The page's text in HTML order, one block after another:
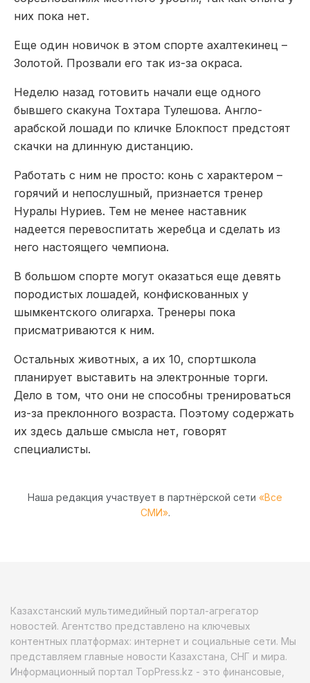
них пока нет.
Еще один новичок в этом спорте ахалтекинец –
Золотой. Прозвали его так из-за окраса.
Неделю назад готовить начали еще одного
бывшего скакуна Тохтара Тулешова. Англо-
арабской лошади по кличке Блокпост предстоят
скачки на длинную дистанцию.
Работать с ним не просто: конь с характером –
горячий и непослушный, признается тренер
Нуралы Нуриев. Тем не менее наставник
надеется перевоспитать жеребца и сделать из
него настоящего чемпиона.
В большом спорте могут оказаться еще девять
породистых лошадей, конфискованных у
шымкентского олигарха. Тренеры пока
присматриваются к ним.
Остальных животных, а их 10, спортшкола
планирует выставить на электронные торги.
Дело в том, что они не способны тренироваться
из-за преклонного возраста. Поэтому содержать
их здесь дальше смысла нет, говорят
специалисты.
Наша редакция участвует в партнёрской сети «Все
СМИ».
Казахстанский мультимедийный портал-агрегатор
новостей. Агентство представлено на ключевых
контентных платформах: интернет и социальные сети. Мы
представляем главные новости Казахстана, СНГ и мира.
Информационный портал TopPress.kz - это финансовые,